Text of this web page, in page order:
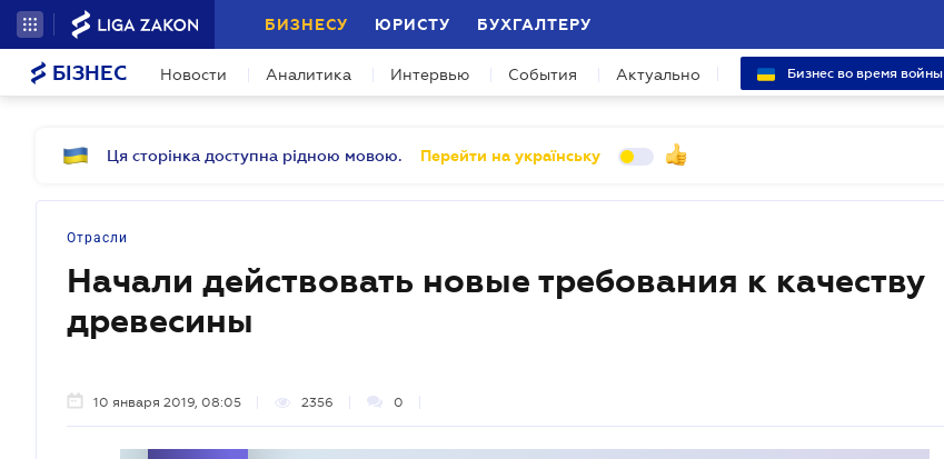
БИЗНЕСУ ЮРИСТУ БУХГАЛТЕРУ
БІЗНЕС Новости Аналитика Интервью События Актуально Бизнес во время войны
Ця сторінка доступна рідною мовою. Перейти на українську
Отрасли
Начали действовать новые требования к качеству
древесины
10 января 2019, 08:05 2356 0